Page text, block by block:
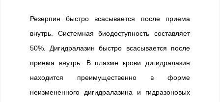
Резерпин быстро всасывается после приема
внутрь. Системная биодоступность составляет
50%. Дигидралазин быстро всасывается после
приема внутрь. В плазме крови дигидралазин
находится преимущественно в форме
неизмененного дигидралазина и гидразоновых